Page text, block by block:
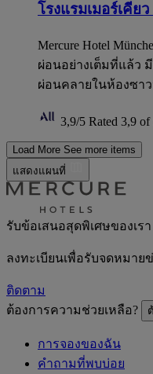
โรงแรมเมอร์เคีย
Mercure Hotel
ผ่อนอย่างเต็มที่แล้ว
ผ่อนคลายในห้องซา
3,9/5 Rated 3,9 of
Load More See more items
แสดงแผนที่
รับข้อเสนอสุดพิเศษของเรา
ลงทะเบียนเพื่อรับจดหมาย
ติดตาม
ต้องการความช่วยเหลือ?
การจองของฉัน
คำถามที่พบบ่อย